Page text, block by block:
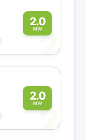
2.0
MW2
2.0
MW2